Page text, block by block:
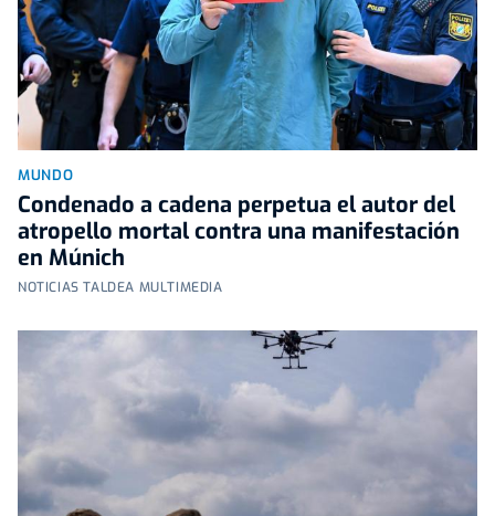
MUNDO
Condenado a cadena perpetua el autor del
atropello mortal contra una manifestación
en Múnich
NOTICIAS TALDEA MULTIMEDIA